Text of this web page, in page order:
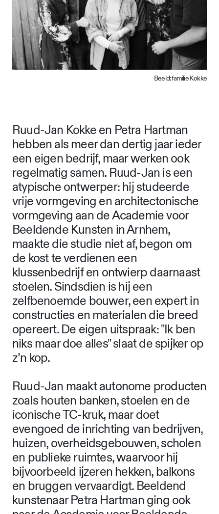
Beeld: familie Kokke
Ruud-Jan Kokke en Petra Hartman
hebben als meer dan dertig jaar ieder
een eigen bedrijf, maar werken ook
regelmatig samen. Ruud-Jan is een
atypische ontwerper: hij studeerde
vrije vormgeving en architectonische
vormgeving aan de Academie voor
Beeldende Kunsten in Arnhem,
maakte die studie niet af, begon om
de kost te verdienen een
klussenbedrijf en ontwierp daarnaast
stoelen. Sindsdien is hij een
zelfbenoemde bouwer, een expert in
constructies en materialen die breed
opereert. De eigen uitspraak: "Ik ben
niks maar doe alles" slaat de spijker op
z’n kop.
Ruud-Jan maakt autonome producten
zoals houten banken, stoelen en de
iconische TC-kruk, maar doet
evengoed de inrichting van bedrijven,
huizen, overheidsgebouwen, scholen
en publieke ruimtes, waarvoor hij
bijvoorbeeld ijzeren hekken, balkons
en bruggen vervaardigt. Beeldend
kunstenaar Petra Hartman ging ook